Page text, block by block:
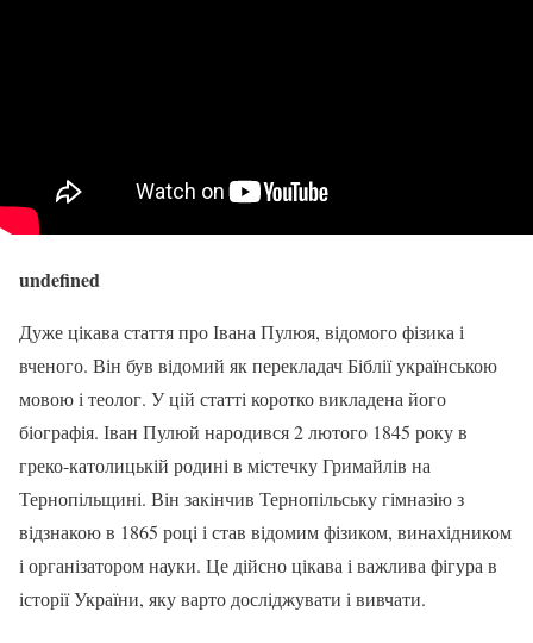
undefined
Дуже цікава стаття про Івана Пулюя, відомого фізика і
вченого. Він був відомий як перекладач Біблії українською
мовою і теолог. У цій статті коротко викладена його
біографія. Іван Пулюй народився 2 лютого 1845 року в
греко-католицькій родині в містечку Гримайлів на
Тернопільщині. Він закінчив Тернопільську гімназію з
відзнакою в 1865 році і став відомим фізиком, винахідником
і організатором науки. Це дійсно цікава і важлива фігура в
історії України, яку варто досліджувати і вивчати.